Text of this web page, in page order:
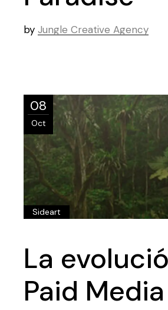
by Jungle Creative Agency
08
Oct
Sideart
La
Paid Media